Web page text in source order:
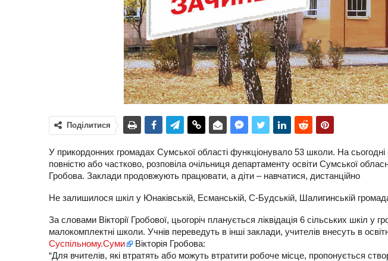
Поділитися
У прикордонних громадах Сумської області функціонувало 53 школи. На сьогодні
повністю або частково, розповіла очільниця департаменту освіти Сумської
Гробова. Заклади продовжують працювати, а діти – навчатися, дистанційно
Не залишилося шкіл у Юнаківській, Есманській, С-Будській, Шалигинській
За словами Вікторії Гробової, цьогоріч планується ліквідація 6 сільських шкіл у
малокомплектні школи. Учнів переведуть в інші заклади, учителів внесуть в
Суспільному.Суми
Вікторія Гробова:
“Для вчителів, які втратять або можуть втратити робоче місце, пропонується